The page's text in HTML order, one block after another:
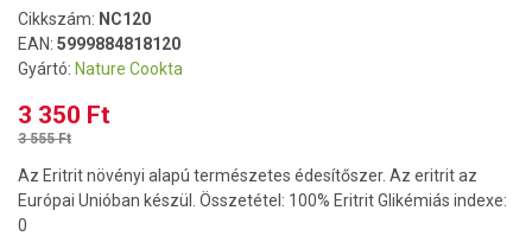
Cikkszám: NC120
EAN: 5999884818120
Gyártó: Nature Cookta
3 350 Ft
3 555 Ft
Az Eritrit növényi alapú természetes édesítőszer. Az eritrit az
Európai Unióban készül. Összetétel: 100% Eritrit Glikémiás indexe:
0